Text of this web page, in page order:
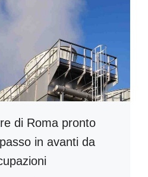
di Roma pronto
in avanti da